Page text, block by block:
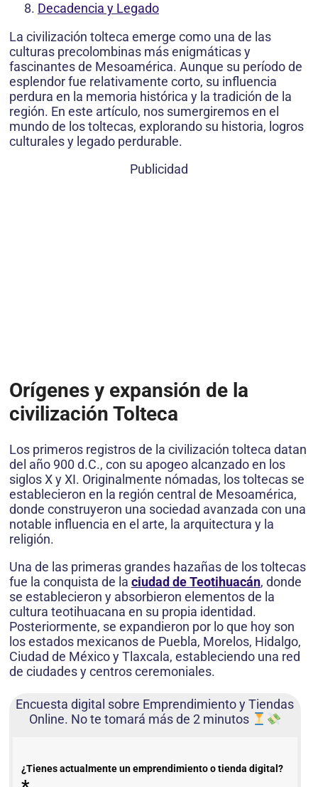
Decadencia y Legado
La civilización tolteca emerge como una de las
culturas precolombinas más enigmáticas y
fascinantes de Mesoamérica. Aunque su período de
esplendor fue relativamente corto, su influencia
perdura en la memoria histórica y la tradición de la
región. En este artículo, nos sumergiremos en el
mundo de los toltecas, explorando su historia, logros
culturales y legado perdurable.
Publicidad
Orígenes y expansión de la
civilización Tolteca
Los primeros registros de la civilización tolteca datan
del año 900 d.C., con su apogeo alcanzado en los
siglos X y XI. Originalmente nómadas, los toltecas se
establecieron en la región central de Mesoamérica,
donde construyeron una sociedad avanzada con una
notable influencia en el arte, la arquitectura y la
religión.
Una de las primeras grandes hazañas de los toltecas
fue la conquista de la ciudad de Teotihuacán, donde
se establecieron y absorbieron elementos de la
cultura teotihuacana en su propia identidad.
Posteriormente, se expandieron por lo que hoy son
los estados mexicanos de Puebla, Morelos, Hidalgo,
Ciudad de México y Tlaxcala, estableciendo una red
de ciudades y centros ceremoniales.
Encuesta digital sobre Emprendimiento y Tiendas
Online. No te tomará más de 2 minutos
¿Tienes actualmente un emprendimiento o tienda digital?